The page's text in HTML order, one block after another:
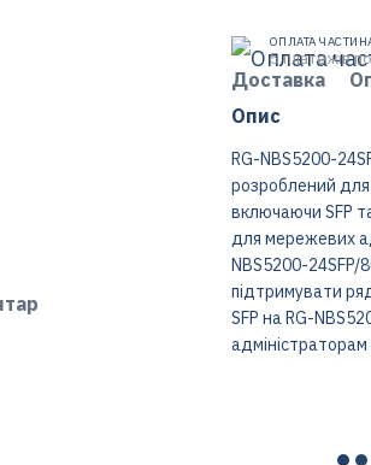
ОПЛАТА
5 платежів
Доставка
Опис
RG-NBS5200-
розроблений для
включаючи SFP
для мережевих
NBS5200-24SFP/
підтримувати
SFP на RG-